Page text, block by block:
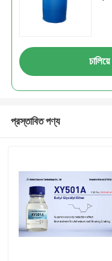
চালিয়ে
প্রস্তাবিত পণ্য